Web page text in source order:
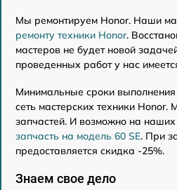
Мы ремонтируем Honor. Наши
ремонту техники Honor.
мастеров не будет новой
проведенных работ у нас
Минимальные сроки
сеть мастерских техники
запчастей. И возможно на
запчасть на модель 60 SE. При
предоставляется скидка -25%.
Знаем свое дело